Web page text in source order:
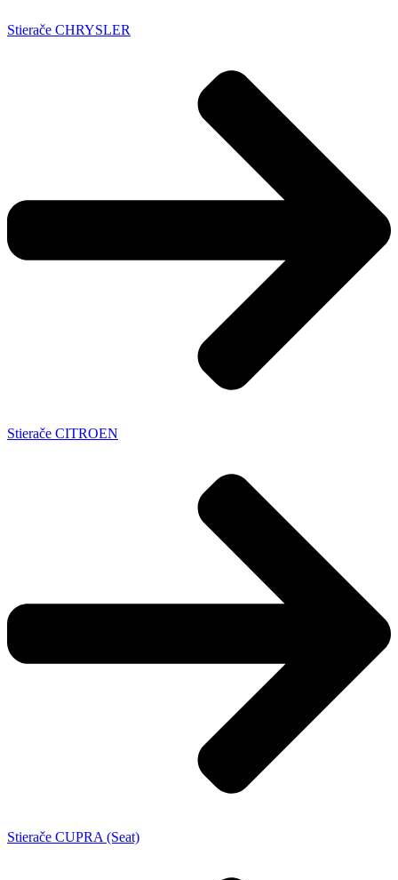
Stierače CHRYSLER
Stierače CITROEN
Stierače CUPRA (Seat)